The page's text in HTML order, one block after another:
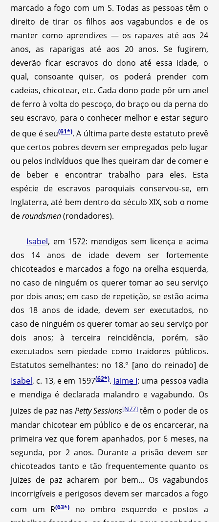
marcado a fogo com um S. Todas as pessoas têm o
direito de tirar os filhos aos vagabundos e de os
manter como aprendizes — os rapazes até aos 24
anos, as raparigas até aos 20 anos. Se fugirem,
deverão ficar escravos do dono até essa idade, o
qual, consoante quiser, os poderá prender com
cadeias, chicotear, etc. Cada dono pode pôr um anel
de ferro à volta do pescoço, do braço ou da perna do
seu escravo, para o conhecer melhor e estar seguro
de que é seu(61*). A última parte deste estatuto prevê
que certos pobres devem ser empregados pelo lugar
ou pelos indivíduos que lhes queiram dar de comer e
de beber e encontrar trabalho para eles. Esta
espécie de escravos paroquiais conservou-se, em
Inglaterra, até bem dentro do século XIX, sob o nome
deroundsmen(rondadores).
Isabel, em 1572: mendigos sem licença e acima
dos 14 anos de idade devem ser fortemente
chicoteados e marcados a fogo na orelha esquerda,
no caso de ninguém os querer tomar ao seu serviço
por dois anos; em caso de repetição, se estão acima
dos 18 anos de idade, devem ser executados, no
caso de ninguém os querer tomar ao seu serviço por
dois anos; à terceira reincidência, porém, são
executados sem piedade como traidores públicos.
Estatutos semelhantes: no 18.° [ano do reinado] de
Isabel, c. 13, e em 1597(62*). Jaime I: uma pessoa vadia
e mendiga é declarada malandro e vagabundo. Os
juizes de paz nas Petty Sessions[N77] têm o poder de os
mandar chicotear em público e de os encarcerar, na
primeira vez que forem apanhados, por 6 meses, na
segunda, por 2 anos. Durante a prisão devem ser
chicoteados tanto e tão frequentemente quanto os
juizes de paz acharem por bem... Os vagabundos
incorrigíveis e perigosos devem ser marcados a fogo
com um R(63*)
no ombro esquerdo e postos a